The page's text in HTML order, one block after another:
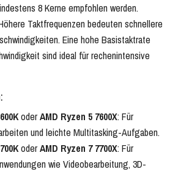
8 Kerne empfohlen werden.
Taktfrequenzen bedeuten schnellere
Eine hohe Basistaktrate
sind ideal für rechenintensive
oderAMD Ryzen 5 7600X: Für
und leichte Multitasking-Aufgaben.
oderAMD Ryzen 7 7700X: Für
wie Videobearbeitung, 3D-